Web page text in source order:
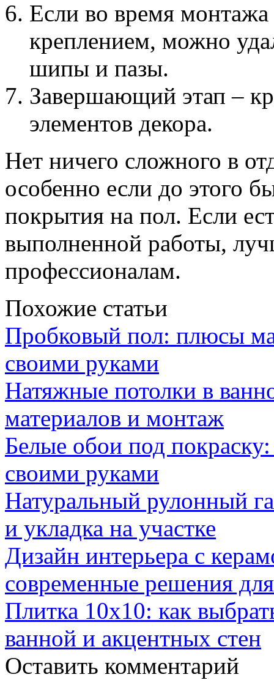
Если во время
креплением, можно
шипы и пазы.
Завершающий этап –
элементов декора.
Нет ничего сложного в
особенно если до этого
покрытия на пол. Если
выполненной работы,
профессионалам.
Похожие статьи
Пробковый пол: плюсы
своими руками
Натяжные потолки в
материалов и монтаж
Белые обои под
своими руками
Натуральный рулонный
и укладка на участке
Дизайн интерьера с
современные решения
Плитка 10х10: как
ванной и акцентных стен
Оставить комментарий